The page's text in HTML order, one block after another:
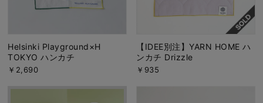
Helsinki Playground×H
TOKYO ハンカチ
￥2,690
【IDEE別注】YARN HOME ハ
ンカチ Drizzle
￥935